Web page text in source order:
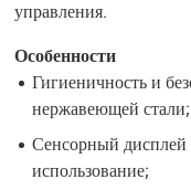
управления.
Особенности
Гигиеничность и
нержавеющей стали;
Сенсорный дисплей
использование;